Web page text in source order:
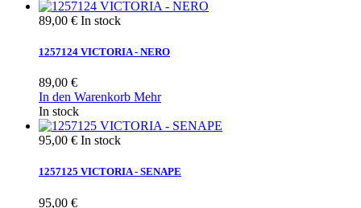
89,00 € In stock
1257124 VICTORIA - NERO
89,00 €
In den Warenkorb Mehr
In stock
95,00 € In stock
1257125 VICTORIA - SENAPE
95,00 €